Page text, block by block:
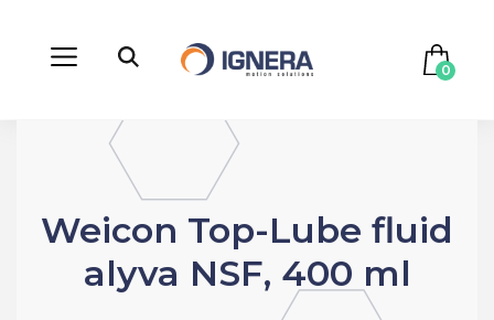
0
Weicon Top-Lube fluid
alyva NSF, 400 ml